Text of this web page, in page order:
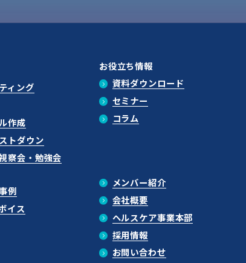
ィング
作成
トダウン
察会・勉強会
例
イス
お役立ち情報
資料ダウンロード
セミナー
コラム
メンバー紹介
会社概要
ヘルスケア事業本部
採用情報
お問い合わせ